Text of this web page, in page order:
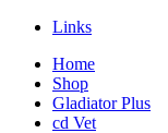
Links
Home
Shop
Gladiator Plus
cd Vet